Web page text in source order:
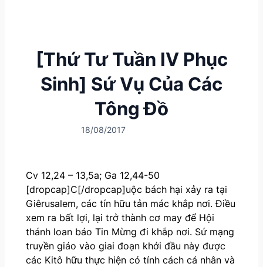
[Thứ Tư Tuần IV Phục
Sinh] Sứ Vụ Của Các
Tông Đồ
18/08/2017
Cv 12,24 – 13,5a; Ga 12,44-50
[dropcap]C[/dropcap]uộc bách hại xảy ra tại
Giêrusalem, các tín hữu tản mác khắp nơi. Điều
xem ra bất lợi, lại trở thành cơ may để Hội
thánh loan báo Tin Mừng đi khắp nơi. Sứ mạng
truyền giáo vào giai đoạn khởi đầu này được
các Kitô hữu thực hiện có tính cách cá nhân và